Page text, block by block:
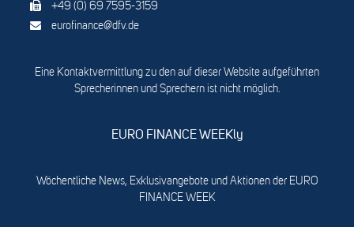
+49 (0) 69 7595-3159
eurofinance@dfv.de
Eine Kontaktvermittlung zu den auf dieser Website aufgeführten
Sprecherinnen und Sprechern ist nicht möglich.
EURO FINANCE WEEKly
Wöchentliche News, Exklusivangebote und Aktionen der EURO
FINANCE WEEK